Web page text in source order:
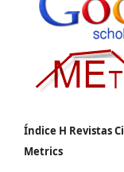
Índice H Revistas
Metrics